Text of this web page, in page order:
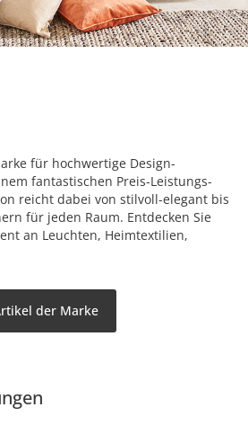
für hochwertige Design-
fantastischen Preis-Leistungs-
reicht dabei von stilvoll-elegant bis
für jeden Raum. Entdecken Sie
an Leuchten, Heimtextilien,
der Marke